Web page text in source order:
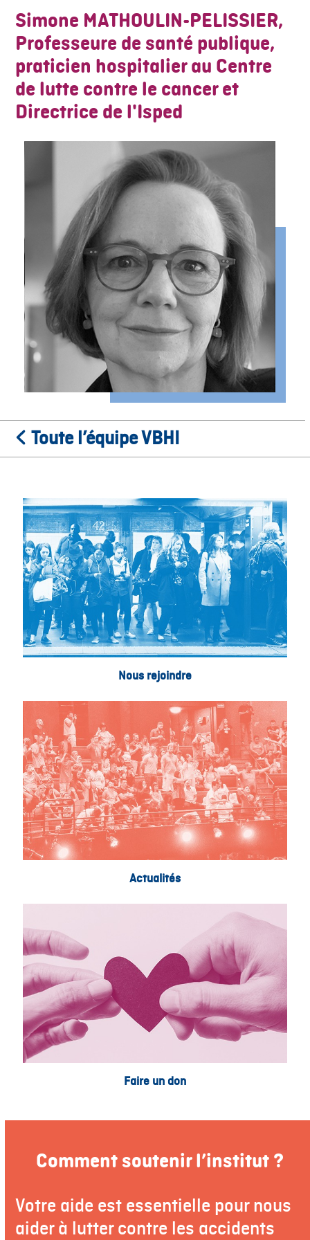
Simone MATHOULIN-PELISSIER,
Professeure de santé publique,
praticien hospitalier au Centre
de lutte contre le cancer et
Directrice de l'Isped
Toute l’équipe VBHI
Nous rejoindre
Actualités
Faire un don
Comment soutenir l’institut ?
Votre aide est essentielle pour nous
aider à lutter contre les accidents